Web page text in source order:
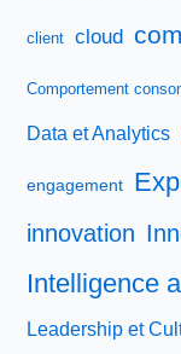
qu’il
qualifié.
client cloud
Comportement
Data et Analytics
engagement
innovation
Intelligence
Leadership et